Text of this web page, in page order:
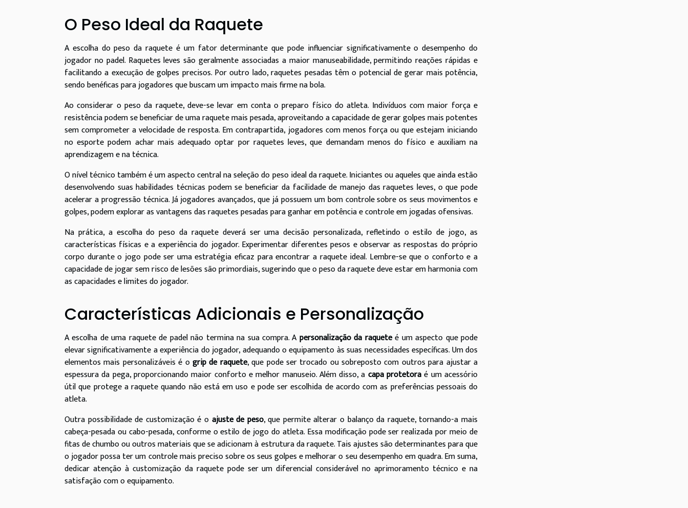
O Peso Ideal da Raquete
A escolha do peso da raquete é um fator determinante que pode influenciar significativamente o desempenho do
jogador no padel. Raquetes leves são geralmente associadas a maior manuseabilidade, permitindo reações rápidas e
facilitando a execução de golpes precisos. Por outro lado, raquetes pesadas têm o potencial de gerar mais potência,
sendo benéficas para jogadores que buscam um impacto mais firme na bola.
Ao considerar o peso da raquete, deve-se levar em conta o preparo físico do atleta. Indivíduos com maior força e
resistência podem se beneficiar de uma raquete mais pesada, aproveitando a capacidade de gerar golpes mais potentes
sem comprometer a velocidade de resposta. Em contrapartida, jogadores com menos força ou que estejam iniciando
no esporte podem achar mais adequado optar por raquetes leves, que demandam menos do físico e auxiliam na
aprendizagem e na técnica.
O nível técnico também é um aspecto central na seleção do peso ideal da raquete. Iniciantes ou aqueles que ainda estão
desenvolvendo suas habilidades técnicas podem se beneficiar da facilidade de manejo das raquetes leves, o que pode
acelerar a progressão técnica. Já jogadores avançados, que já possuem um bom controle sobre os seus movimentos e
golpes, podem explorar as vantagens das raquetes pesadas para ganhar em potência e controle em jogadas ofensivas.
Na prática, a escolha do peso da raquete deverá ser uma decisão personalizada, refletindo o estilo de jogo, as
características físicas e a experiência do jogador. Experimentar diferentes pesos e observar as respostas do próprio
corpo durante o jogo pode ser uma estratégia eficaz para encontrar a raquete ideal. Lembre-se que o conforto e a
capacidade de jogar sem risco de lesões são primordiais, sugerindo que o peso da raquete deve estar em harmonia com
as capacidades e limites do jogador.
Características Adicionais e Personalização
A escolha de uma raquete de padel não termina na sua compra. Apersonalização da raqueteé um aspecto que pode
elevar significativamente a experiência do jogador, adequando o equipamento às suas necessidades específicas. Um dos
elementos mais personalizáveis é ogrip de raquete, que pode ser trocado ou sobreposto com outros para ajustar a
espessura da pega, proporcionando maior conforto e melhor manuseio. Além disso, a capa protetoraé um acessório
útil que protege a raquete quando não está em uso e pode ser escolhida de acordo com as preferências pessoais do
atleta.
Outra possibilidade de customização é o ajuste de peso, que permite alterar o balanço da raquete, tornando-a mais
cabeça-pesada ou cabo-pesada, conforme o estilo de jogo do atleta. Essa modificação pode ser realizada por meio de
fitas de chumbo ou outros materiais que se adicionam à estrutura da raquete. Tais ajustes são determinantes para que
o jogador possa ter um controle mais preciso sobre os seus golpes e melhorar o seu desempenho em quadra. Em suma,
dedicar atenção à customização da raquete pode ser um diferencial considerável no aprimoramento técnico e na
satisfação com o equipamento.